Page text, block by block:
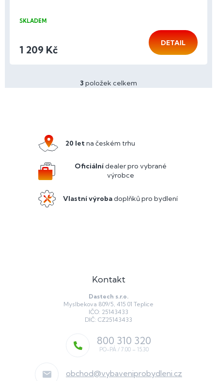
SKLADEM
1 209 Kč
DETAIL
O
c
p
r
v
y
3 položek celkem
20 letna českém trhu
Oficiálnídealer pro vybrané
výrobce
Vlastní výrobadoplňků pro bydlení
Kontakt
Dastech s.r.o.
Myslbekova 809/5, 415 01 Teplice
IČO: 25143433
DIČ: CZ25143433
obchod@vybaveniprobydleni.cz
800 310 320